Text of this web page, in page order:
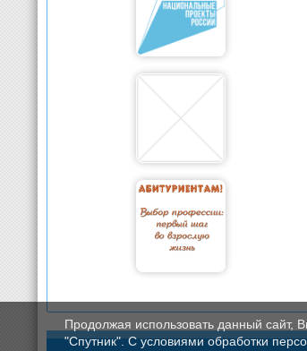
Продолжая использовать данный сайт,
"Спутник". С условиями обработки